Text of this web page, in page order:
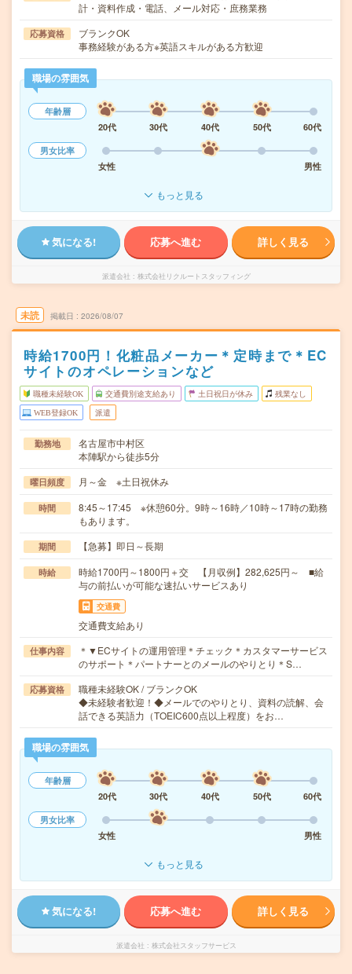
計・資料作成・電話、メール対応・庶務業務
応募資格
ブランクOK
事務経験がある方※英語スキルがある方歓迎
職場の雰囲気
年齢層
20代
30代 40代 50代
60代
男女比率
女性
男性
もっと見る
気になる! 応募へ進む 詳しく見る
派遣会社 株式会社リクルートスタッフィング
未読 掲載日 2026/08/07
時給1700円！化粧品メーカー＊定時まで＊EC
サイトのオペレーションなど
職種未経験OK 交通費別途支給あり 土日祝日が休み 残業なし
WEB登録OK 派遣
勤務地
名古屋市中村区
本陣駅から徒歩5分
曜日頻度 月～金 ※土日祝休み
時間
8:45～17:45 ※休憩60分。9時～16時／10時～17時の勤務
もあります。
期間 【急募】即日～長期
時給
時給1700円～1800円＋交 【月収例】282,625円～ ■給
与の前払いが可能な速払いサービスあり
交通費
交通費支給あり
仕事内容
＊▼ECサイトの運用管理＊チェック＊カスタマーサービス
のサポート＊パートナーとのメールのやりとり＊S…
応募資格
職種未経験OK / ブランクOK
◆未経験者歓迎！◆メールでのやりとり、資料の読解、会
話できる英語力（TOEIC600点以上程度）をお…
職場の雰囲気
年齢層
20代
30代 40代 50代
60代
男女比率
女性
男性
もっと見る
気になる! 応募へ進む 詳しく見る
派遣会社 株式会社スタッフサービス